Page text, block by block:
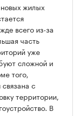
жилых
всего из-за
часть
уже
сложной и
того,
с
территории,
В